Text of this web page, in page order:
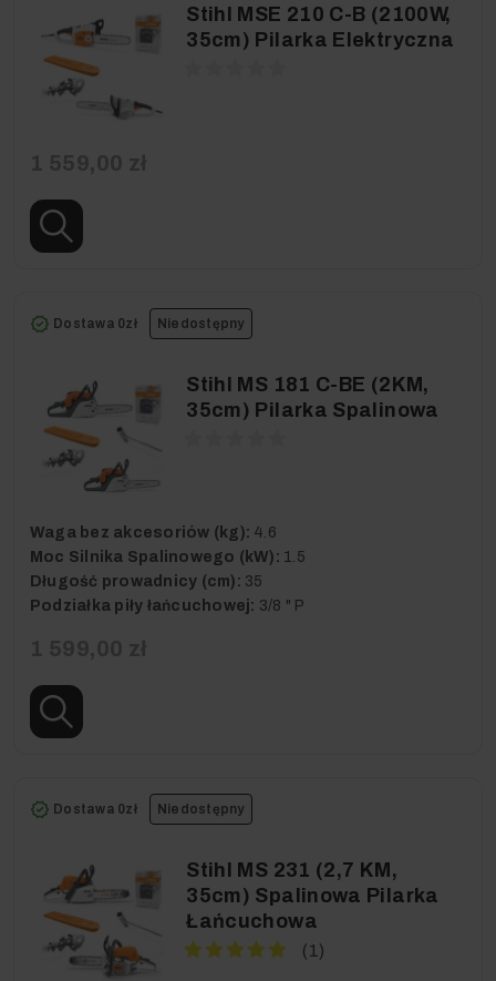
Stihl MSE 210 C-B (2100W,
35cm) Pilarka Elektryczna
Niedostępny
Dostawa 0zł
Stihl MS 181 C-BE (2KM,
35cm) Pilarka Spalinowa
Waga bez akcesoriów (kg): 4.6
Moc Silnika Spalinowego (kW): 1.5
Długość prowadnicy (cm): 35
Podziałka piły łańcuchowej: 3/8 " P
Niedostępny
Dostawa 0zł
Stihl MS 231 (2,7 KM,
35cm) Spalinowa Pilarka
Łańcuchowa
(1)